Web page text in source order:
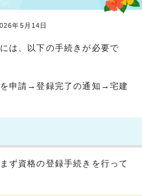
年5月14日
は、以下の手続きが必要で
申請→登録完了の通知→宅建
ず資格の登録手続きを行って